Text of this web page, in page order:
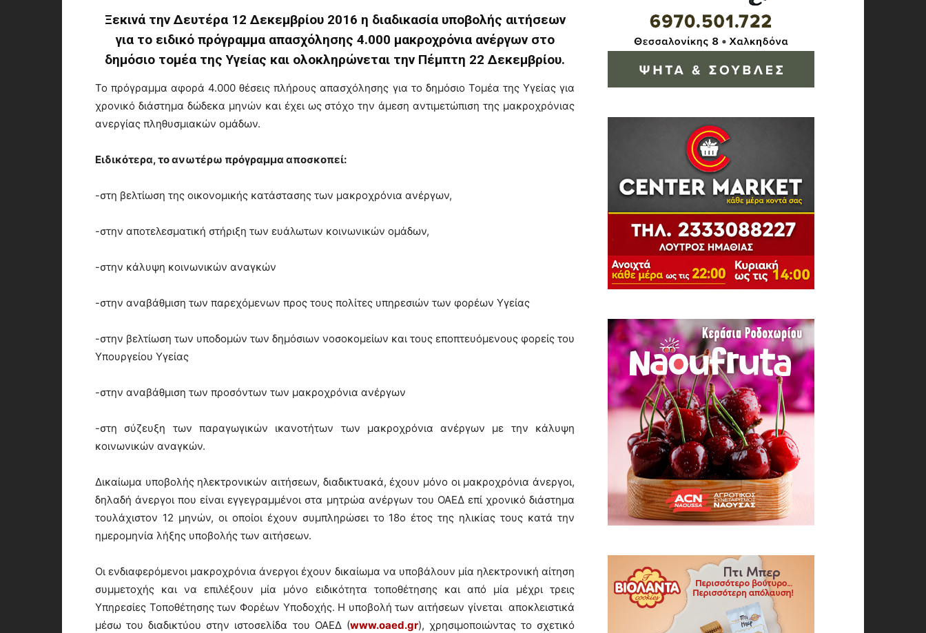
Ξεκινά την Δευτέρα 12 Δεκεμβρίου 2016 η διαδικασία υποβολής αιτήσεων
για το ειδικό πρόγραμμα απασχόλησης 4.000 μακροχρόνια ανέργων στο
δημόσιο τομέα της Υγείας και ολοκληρώνεται την Πέμπτη 22 Δεκεμβρίου.
Το πρόγραμμα αφορά 4.000 θέσεις πλήρους απασχόλησης για το δημόσιο Τομέα της Υγείας για
χρονικό διάστημα δώδεκα μηνών και έχει ως στόχο την άμεση αντιμετώπιση της μακροχρόνιας
ανεργίας πληθυσμιακών ομάδων.
Ειδικότερα, το ανωτέρω πρόγραμμα αποσκοπεί:
-στη βελτίωση της οικονομικής κατάστασης των μακροχρόνια ανέργων,
-στην αποτελεσματική στήριξη των ευάλωτων κοινωνικών ομάδων,
-στην κάλυψη κοινωνικών αναγκών
-στην αναβάθμιση των παρεχόμενων προς τους πολίτες υπηρεσιών των φορέων Υγείας
-στην βελτίωση των υποδομών των δημόσιων νοσοκομείων και τους εποπτευόμενους φορείς του
Υπουργείου Υγείας
-στην αναβάθμιση των προσόντων των μακροχρόνια ανέργων
-στη σύζευξη των παραγωγικών ικανοτήτων των μακροχρόνια ανέργων με την κάλυψη
κοινωνικών αναγκών.
Δικαίωμα υποβολής ηλεκτρονικών αιτήσεων, διαδικτυακά, έχουν μόνο οι μακροχρόνια άνεργοι,
δηλαδή άνεργοι που είναι εγγεγραμμένοι στα μητρώα ανέργων του ΟΑΕΔ επί χρονικό διάστημα
τουλάχιστον 12 μηνών, οι οποίοι έχουν συμπληρώσει το 18ο έτος της ηλικίας τους κατά την
ημερομηνία λήξης υποβολής των αιτήσεων.
Οι ενδιαφερόμενοι μακροχρόνια άνεργοι έχουν δικαίωμα να υποβάλουν μία ηλεκτρονική αίτηση
συμμετοχής και να επιλέξουν μία μόνο ειδικότητα τοποθέτησης και από μία μέχρι τρεις
Υπηρεσίες Τοποθέτησης των Φορέων Υποδοχής. Η υποβολή των αιτήσεων γίνεται αποκλειστικά
μέσω του διαδικτύου στην ιστοσελίδα του ΟΑΕΔ (www.oaed.gr), χρησιμοποιώντας το σχετικό